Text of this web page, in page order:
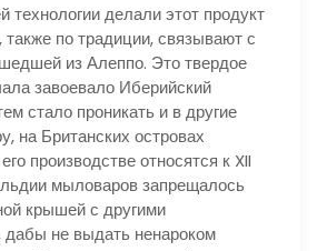
технологии делали этот продукт
также по традиции, связывают с
из Алеппо. Это твердое
завоевало Иберийский
стало проникать и в другие
на Британских островах
производстве относятся к XII
мыловаров запрещалось
крышей с другими
дабы не выдать ненароком